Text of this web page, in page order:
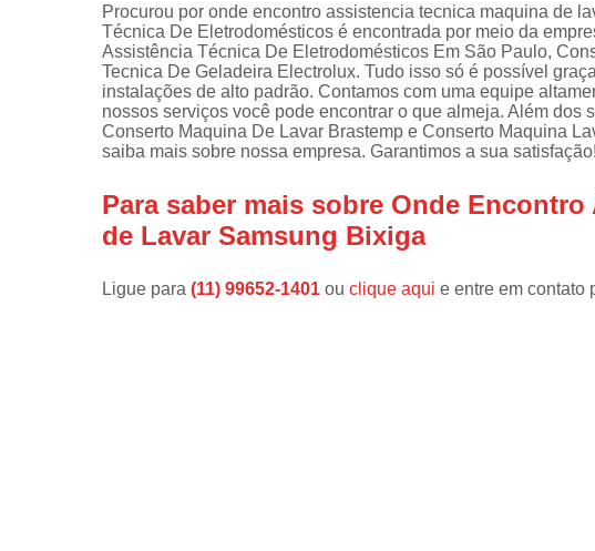
Instalação de
máquinas de
lavar roupa
Instalações de
lava e seca
Manutenções
Manutenções
Procurou por onde encontro assistencia tecnica maquina de
Técnica De Eletrodomésticos é encontrada por meio da
Assistência Técnica De Eletrodomésticos Em São Paulo,
Tecnica De Geladeira Electrolux. Tudo isso só é possível
instalações de alto padrão. Contamos com uma equipe
nossos serviços você pode encontrar o que almeja. Além dos
Conserto Maquina De Lavar Brastemp e Conserto Maquina
saiba mais sobre nossa empresa. Garantimos a sua satisfação!
Para saber mais sobre Onde
de Lavar Samsung Bixiga
Ligue para (11) 99652-1401 ou clique aqui e entre em contato